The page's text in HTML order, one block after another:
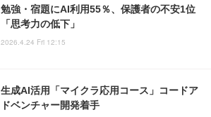
勉強・宿題にAI利用55％、保護者の不安1位
「思考力の低下」
2026.4.24 Fri 12:15
生成AI活用「マイクラ応用コース」コードア
ドベンチャー開発着手